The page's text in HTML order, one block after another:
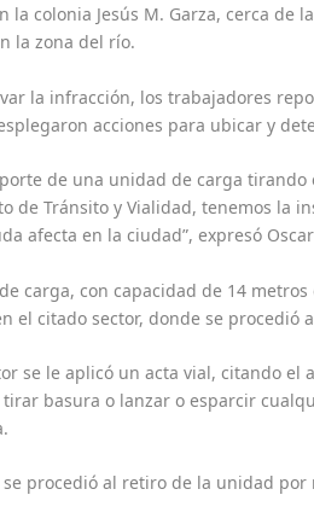
la colonia Jesús M. Garza, cerca
la zona del río.
la infracción, los trabajadores
acciones para ubicar y
de una unidad de carga
de Tránsito y Vialidad, tenemos la
afecta en la ciudad”, expresó
carga, con capacidad de 14
el citado sector, donde se procedió
se le aplicó un acta vial, citando el
basura o lanzar o esparcir
se procedió al retiro de la unidad